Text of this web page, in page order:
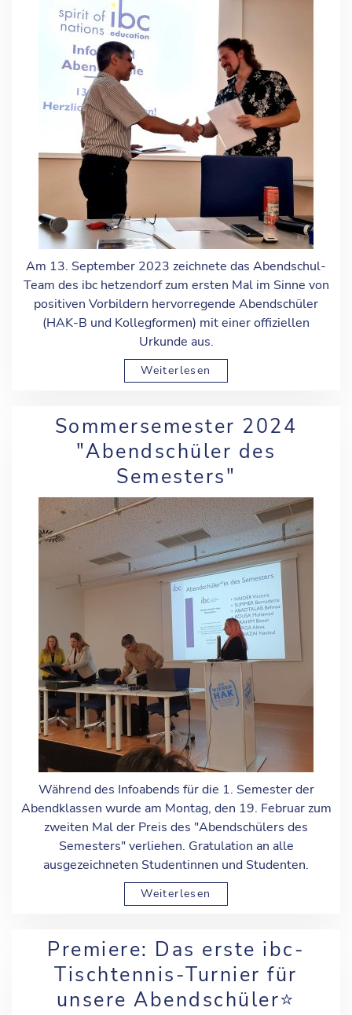
Am 13. September 2023 zeichnete das Abendschul-
Team des ibc hetzendorf zum ersten Mal im Sinne von
positiven Vorbildern hervorregende Abendschüler
(HAK-B und Kollegformen) mit einer offiziellen
Urkunde aus.
Weiterlesen
Sommersemester 2024
"Abendschüler des
Semesters"
Während des Infoabends für die 1. Semester der
Abendklassen wurde am Montag, den 19. Februar zum
zweiten Mal der Preis des "Abendschülers des
Semesters" verliehen. Gratulation an alle
ausgezeichneten Studentinnen und Studenten.
Weiterlesen
Premiere: Das erste ibc-
Tischtennis-Turnier für
unsere Abendschüler⭐️